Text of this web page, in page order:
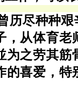
历尽种种
，从体育老
为之劳其筋
的喜爱，特